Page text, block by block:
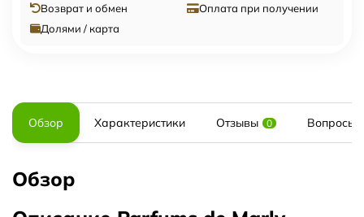
Возврат и обмен
Оплата при получении
Долями / карта
Обзор Характеристики Отзывы 0 Вопросы
Обзор